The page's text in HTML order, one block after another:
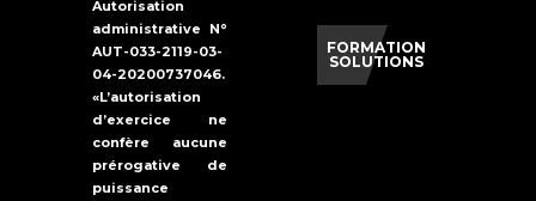
Autorisation
administrative N°
AUT-033-2119-03-
04-20200737046.
«L’autorisation
d’exercice ne
confère aucune
prérogative de
puissance
FORMATION
SOLUTIONS